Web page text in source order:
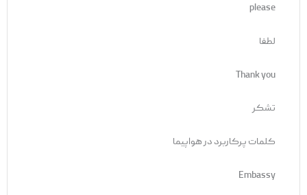
please
لطفا
Thank you
تشکر
کلمات پرکاربرد در هواپیما
Embassy